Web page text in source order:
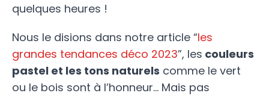
quelques heures !
Nous le disions dans notre article “les
grandes tendances déco 2023”, les couleurs
pastel et les tons naturels comme le vert
ou le bois sont à l’honneur… Mais pas